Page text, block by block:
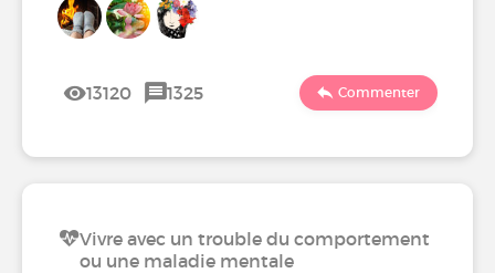
13120 1325 Commenter
Vivre avec un trouble du comportement
ou une maladie mentale